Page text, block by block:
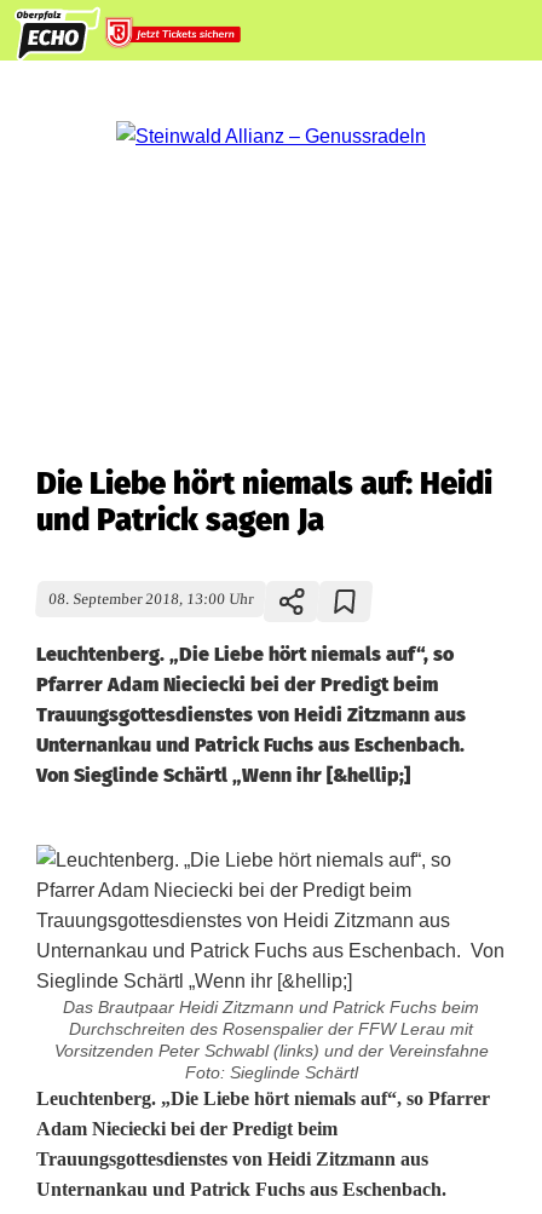
Die Liebe hört niemals auf: Heidi
und Patrick sagen Ja
08. September 2018, 13:00 Uhr
Leuchtenberg. „Die Liebe hört niemals auf“, so
Pfarrer Adam Nieciecki bei der Predigt beim
Trauungsgottesdienstes von Heidi Zitzmann aus
Unternankau und Patrick Fuchs aus Eschenbach.
Von Sieglinde Schärtl „Wenn ihr [&hellip;]
Das Brautpaar Heidi Zitzmann und Patrick Fuchs beim
Durchschreiten des Rosenspalier der FFW Lerau mit
Vorsitzenden Peter Schwabl (links) und der Vereinsfahne
Foto: Sieglinde Schärtl
D
i
e
Leuchtenberg. „Die Liebe hört niemals auf“, so Pfarrer
Adam Nieciecki bei der Predigt beim
Trauungsgottesdienstes von Heidi Zitzmann aus
Unternankau und Patrick Fuchs aus Eschenbach.